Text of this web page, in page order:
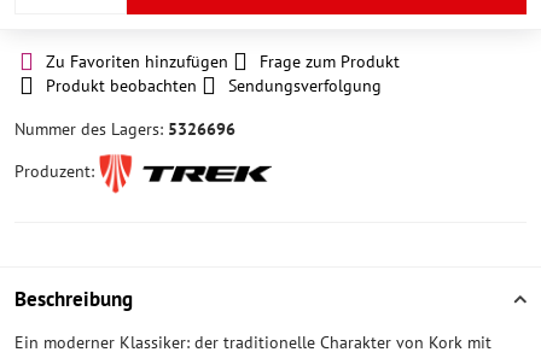
Zu Favoriten hinzufügen
Frage zum Produkt
Produkt beobachten
Sendungsverfolgung
Nummer des Lagers: 5326696
Produzent:
Beschreibung
Ein moderner Klassiker: der traditionelle Charakter von Kork mit